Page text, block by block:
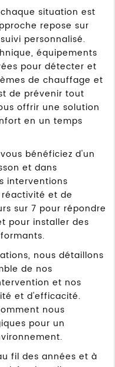
situation est
repose sur
personnalisé.
équipements
pour détecter et
de chauffage et
de prévenir tout
offrir une solution
en un temps
vous bénéficiez d'un
et dans
interventions
et de
sur 7 pour répondre
pour installer des
nous détaillons
de nos
et nos
et d'efficacité.
nous
pour un
fil des années et à